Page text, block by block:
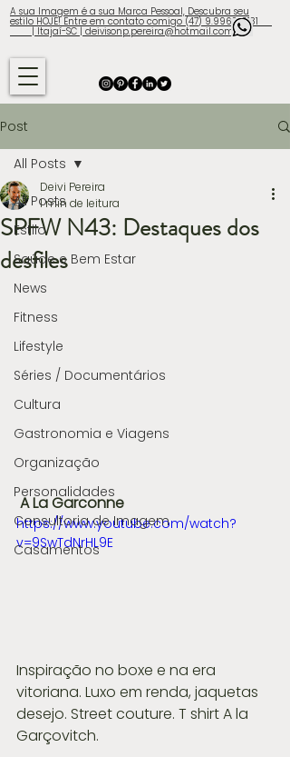
A sua Imagem é a sua Marca Pessoal, Descubra seu
estilo HOJE! Entre em contato comigo (47) 9.9960-3131
| Itajaí-SC | deivisonp.pereira@hotmail.com
Post
All Posts
Estilo
Saúde e Bem Estar
News
Fitness
Lifestyle
Séries / Documentários
Cultura
Gastronomia e Viagens
Organização
Personalidades
Consultoria de Imagem
Casamentos
All Posts
SPFW N43: Destaques dos
desfiles
Deivi Pereira
1 min de leitura
A La Garconne
https://www.youtube.com/watch?
v=9SwTdNrHL9E
Inspiração no boxe e na era
vitoriana. Luxo em renda, jaquetas
desejo. Street couture. T shirt A la
Garçovitch.